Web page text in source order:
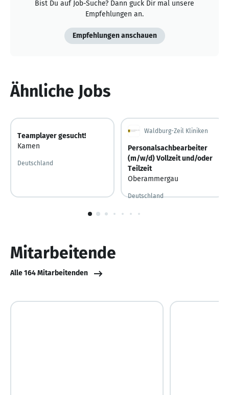
Bist Du auf Job-Suche? Dann guck Dir mal unsere
Empfehlungen an.
Empfehlungen anschauen
Ähnliche Jobs
Teamplayer gesucht!
Kamen
Deutschland
Waldburg-Zeil Kliniken
Personalsachbearbeiter
(m/w/d) Vollzeit und/oder
Teilzeit
Oberammergau
Deutschland
1
Mitarbeitende
Alle 164 Mitarbeitenden